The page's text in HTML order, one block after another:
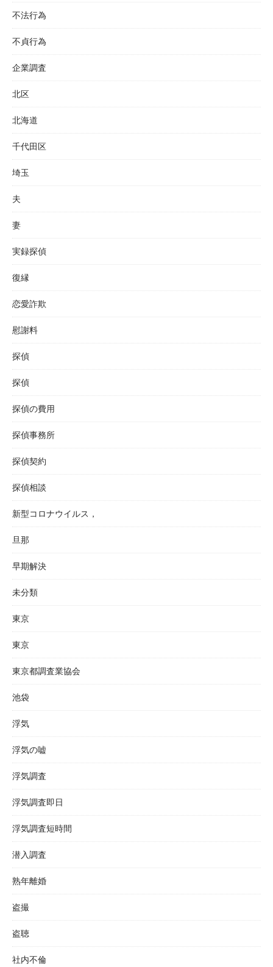
不法行為
不貞行為
企業調査
北区
北海道
千代田区
埼玉
夫
妻
実録探偵
復縁
恋愛詐欺
慰謝料
探偵
探偵
探偵の費用
探偵事務所
探偵契約
探偵相談
新型コロナウイルス，
旦那
早期解決
未分類
東京
東京
東京都調査業協会
池袋
浮気
浮気の嘘
浮気調査
浮気調査即日
浮気調査短時間
潜入調査
熟年離婚
盗撮
盗聴
社内不倫